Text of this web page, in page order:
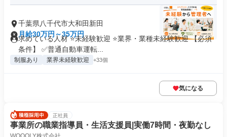
千葉県八千代市大和田新田
月給30万円～35万円
求めている人材 ⭐未経験歓迎 ⭐業界・業種未経験歓迎 【必須
条件】 ✅普通自動車運転...
制服あり 業界未経験歓迎 +33個
気になる
正社員
事業所の職業指導員・生活支援員|実働7時間・夜勤なし